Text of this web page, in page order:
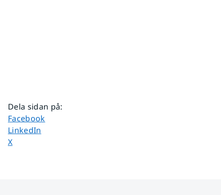
Dela sidan på:
Dela sidan på
Facebook
Dela sidan på
LinkedIn
Dela sidan på
X